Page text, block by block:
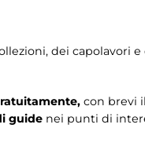
dei capolavori
con brevi
guide nei punti di